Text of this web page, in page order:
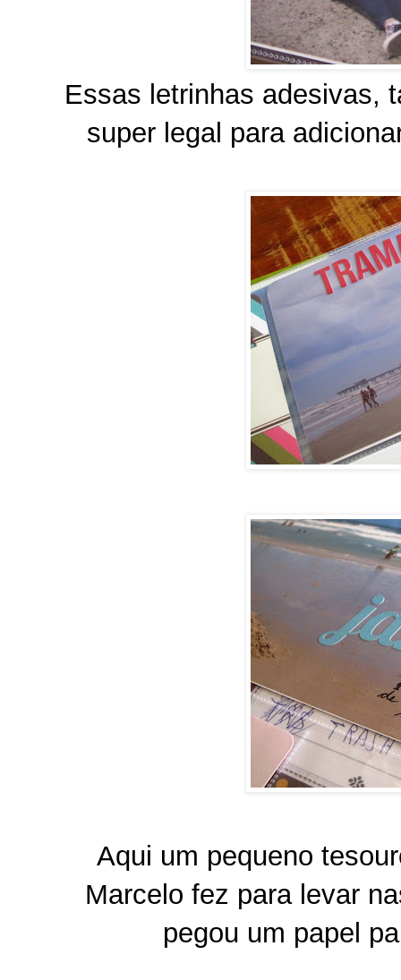
Essas letrinhas adesivas,
super legal para
Aqui um pequeno
Marcelo fez para levar
pegou um papel